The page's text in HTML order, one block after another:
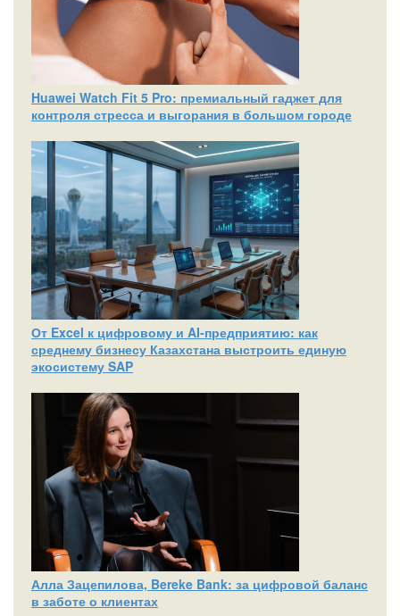
Huawei Watch Fit 5 Pro: премиальный гаджет для
контроля стресса и выгорания в большом городе
От Excel к цифровому и AI‑предприятию: как
среднему бизнесу Казахстана выстроить единую
экосистему SAP
Алла Зацепилова, Bereke Bank: за цифровой баланс
в заботе о клиентах